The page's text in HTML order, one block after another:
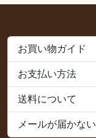
お買い物ガイド
お支払い方法
送料について
メールが届かない